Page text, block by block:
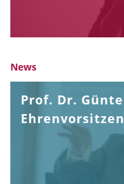
News
Prof. Dr.